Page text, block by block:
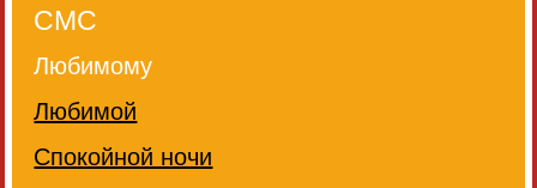
СМС
Любимому
Любимой
Спокойной ночи